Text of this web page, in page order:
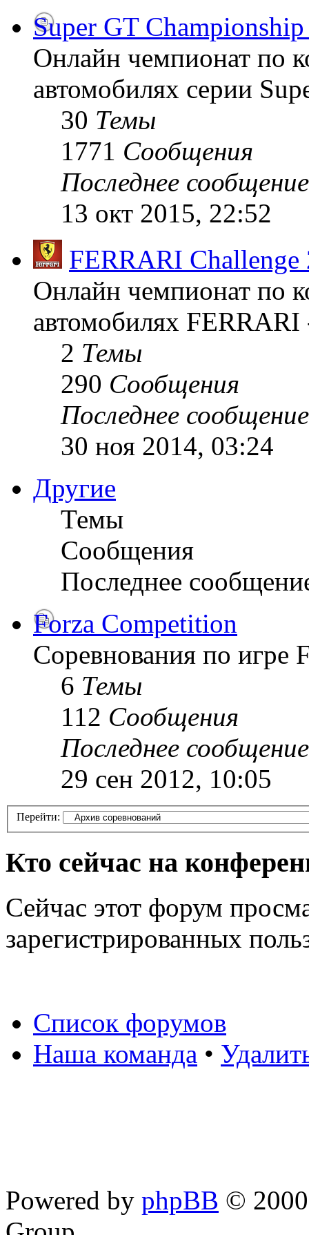
Super GT
Онлайн чемпионат по
автомобилях серии
30 Темы
1771 Сообщения
Последнее сообщение
13 окт 2015, 22:52
FERRARI
Онлайн чемпионат по
автомобилях
2 Темы
290 Сообщения
Последнее сообщение
30 ноя 2014, 03:24
Другие
Темы
Сообщения
Последнее
Forza Competition
Соревнования по игре
6 Темы
112 Сообщения
Последнее сообщение
29 сен 2012, 10:05
Перейти:
Кто сейчас на
Сейчас этот форум
зарегистрированных
Список форумов
Наша команда •
Powered by phpBB ©